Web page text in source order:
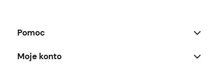
Pomoc
Moje konto